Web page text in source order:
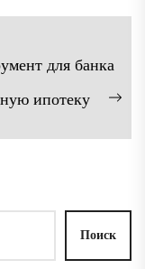
для банка
ипотеку
Поиск